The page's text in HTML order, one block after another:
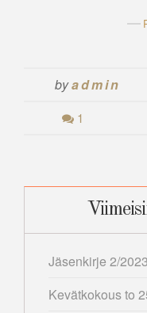
byadmin
1
Jäsenkirje 2/2023
Kevätkokous to